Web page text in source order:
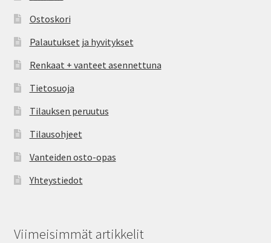
Ostoskori
Palautukset ja hyvitykset
Renkaat + vanteet asennettuna
Tietosuoja
Tilauksen peruutus
Tilausohjeet
Vanteiden osto-opas
Yhteystiedot
Viimeisimmät artikkelit